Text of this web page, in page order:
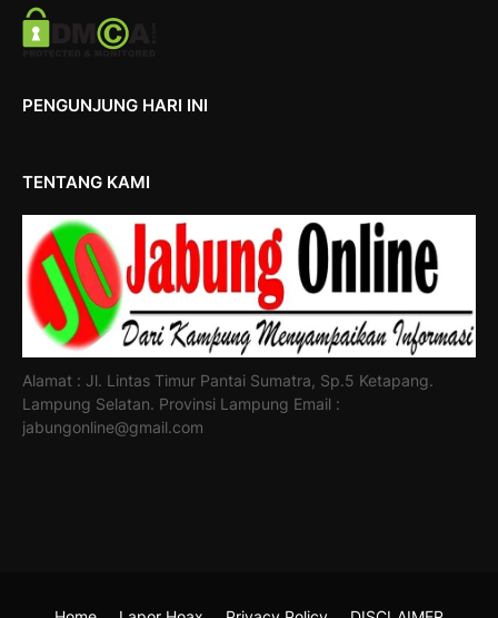
PENGUNJUNG HARI INI
TENTANG KAMI
Alamat : Jl. Lintas Timur Pantai Sumatra, Sp.5 Ketapang.
Lampung Selatan. Provinsi Lampung Email :
jabungonline@gmail.com